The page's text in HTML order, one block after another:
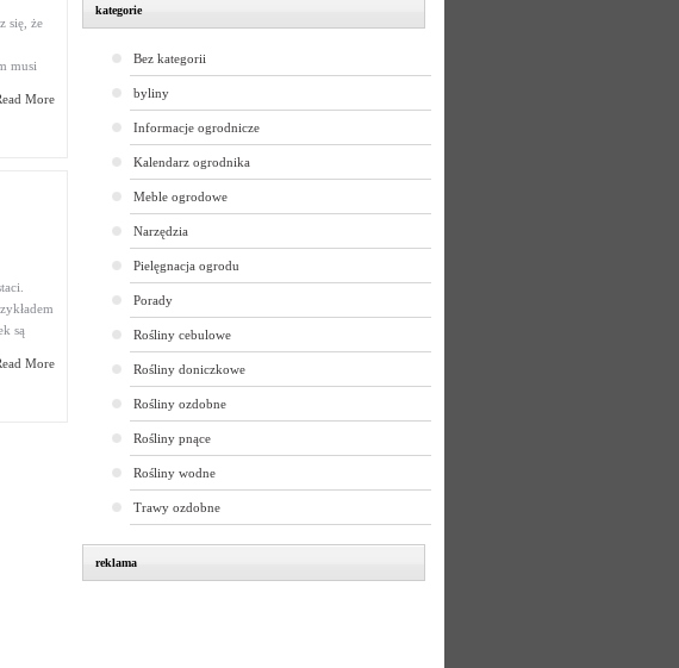
się, że
musi
More
są
More
kategorie
Bez kategorii
byliny
Informacje ogrodnicze
Kalendarz ogrodnika
Meble ogrodowe
Narzędzia
Pielęgnacja ogrodu
Porady
Rośliny cebulowe
Rośliny doniczkowe
Rośliny ozdobne
Rośliny pnące
Rośliny wodne
Trawy ozdobne
reklama